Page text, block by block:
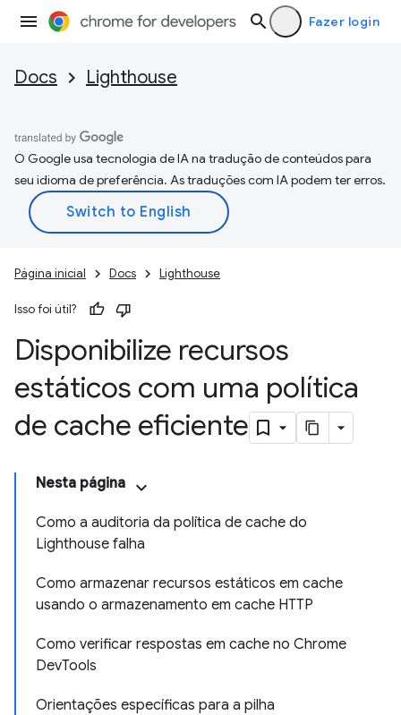
Fazer login
Docs Lighthouse
O Google usa tecnologia de IA na tradução de conteúdos para
seu idioma de preferência. As traduções com IA podem ter erros.
Página inicial Docs Lighthouse
Isso foi útil?
Disponibilize recursos
estáticos com uma política
de cache eficiente
Nesta página
Como a auditoria da política de cache do
Lighthouse falha
Como armazenar recursos estáticos em cache
usando o armazenamento em cache HTTP
Como verificar respostas em cache no Chrome
DevTools
Orientações específicas para a pilha